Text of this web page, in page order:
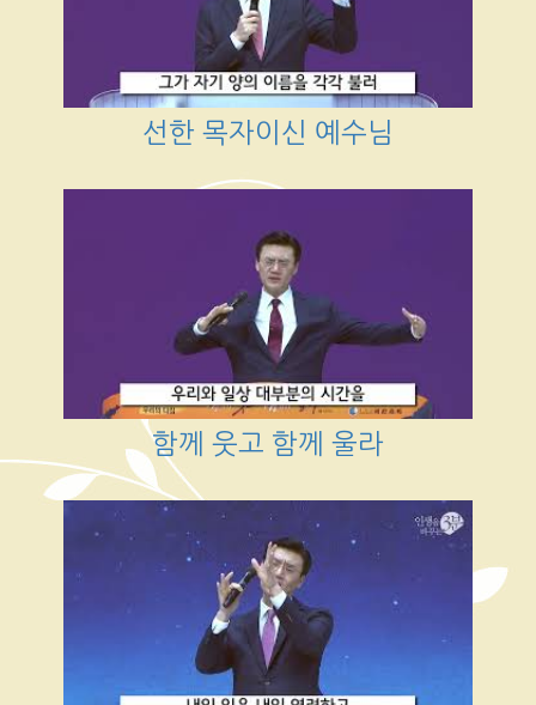
선한 목자이신 예수님
함께 웃고 함께 울라